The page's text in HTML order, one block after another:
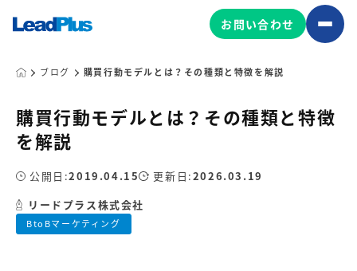
広告プロモーション
MA/CRM/SFA導入・運用
Web制作
マーケティングコンサルティング
Leadplus One
お問い合わせ
ブログ 購買行動モデルとは？その種類と特徴を解説
購買行動モデルとは？その種類と特徴
を解説
BtoBマーケティング
公開日:2019.04.15 更新日:2026.03.19
リードプラス株式会社